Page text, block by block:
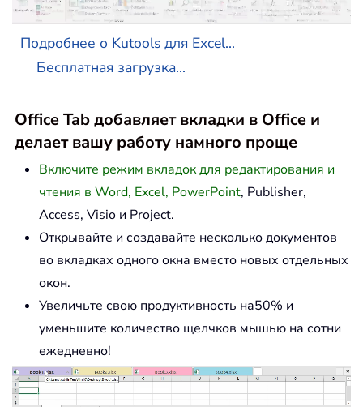
Подробнее о Kutools для Excel...
Бесплатная загрузка...
Office Tab добавляет вкладки в Office и
делает вашу работу намного проще
Включите режим вкладок для редактирования и
чтения в Word, Excel, PowerPoint, Publisher,
Access, Visio и Project.
Открывайте и создавайте несколько документов
во вкладках одного окна вместо новых отдельных
окон.
Увеличьте свою продуктивность на50% и
уменьшите количество щелчков мышью на сотни
ежедневно!